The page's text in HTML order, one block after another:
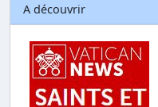
A découvrir